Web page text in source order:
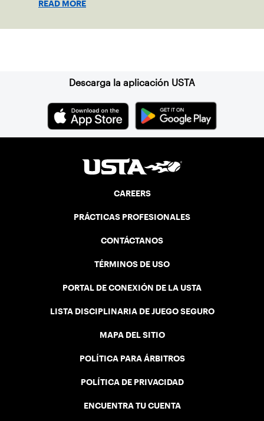
READ MORE
Descarga la aplicación USTA
CAREERS
PRÁCTICAS PROFESIONALES
CONTÁCTANOS
TÉRMINOS DE USO
PORTAL DE CONEXIÓN DE LA USTA
LISTA DISCIPLINARIA DE JUEGO SEGURO
MAPA DEL SITIO
POLÍTICA PARA ÁRBITROS
POLÍTICA DE PRIVACIDAD
ENCUENTRA TU CUENTA